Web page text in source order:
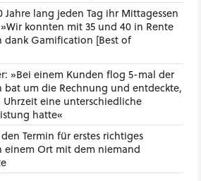
Jahre lang jeden Tag ihr Mittagessen
konnten mit 35 und 40 in Rente
dank Gamification [Best of
»Bei einem Kunden flog 5-mal der
bat um die Rechnung und entdeckte,
Uhrzeit eine unterschiedliche
hatte«
Termin für erstes richtiges
einem Ort mit dem niemand